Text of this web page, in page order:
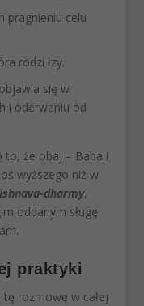
pragnieniu celu
rodzi łzy.
się w
i oderwaniu od
to, że obaj – Baba i
wyższego niż w
dharmy,
oddanym sługę
praktyki
rozmowę w całej